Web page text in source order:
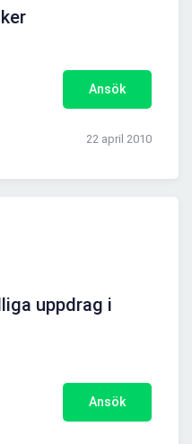
Ansök
22 april 2010
uppdrag i
Ansök